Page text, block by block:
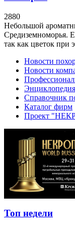
2880
Небольшой
Средиземноморья.
так как цветок при
Новости
Новости
Энциклопедия
Справочник
Каталог фирм
Проект
Топ недели